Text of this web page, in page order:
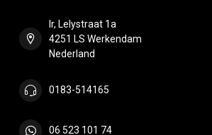
Ir, Lelystraat 1a
4251 LS Werkendam
Nederland
0183-514165
06 523 101 74